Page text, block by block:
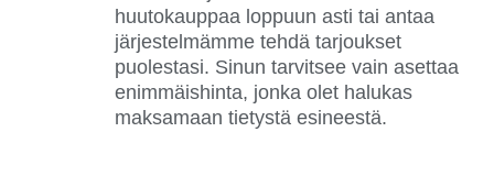
huutokauppaa loppuun asti tai antaa
järjestelmämme tehdä tarjoukset
puolestasi. Sinun tarvitsee vain asettaa
enimmäishinta, jonka olet halukas
maksamaan tietystä esineestä.